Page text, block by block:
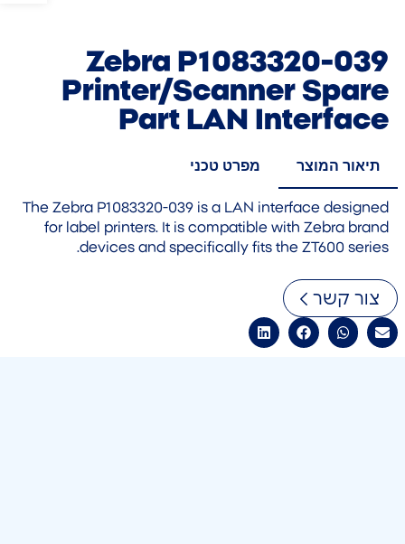
Zebra P1083320-039
Printer/Scanner Spare
Part LAN Interface
תיאור המוצר מפרט טכני
The Zebra P1083320-039 is a LAN interface designed
for label printers. It is compatible with Zebra brand
devices and specifically fits the ZT600 series.
צור קשר